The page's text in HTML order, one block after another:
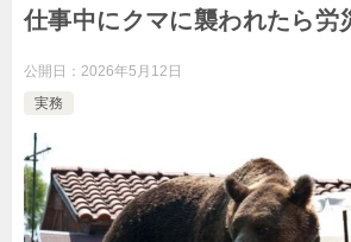
仕事中にクマに襲われたら労
公開日： 2026年5月12日
実務